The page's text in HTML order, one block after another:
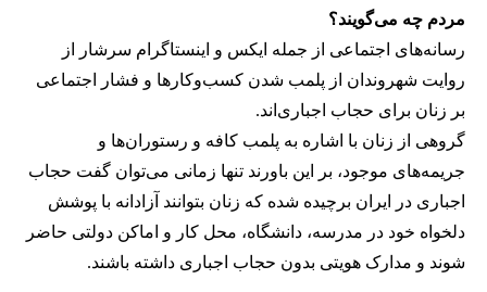
مردم چه می‌گویند؟
رسانه‎‌های اجتماعی از جمله ایکس و اینستاگرام سرشار از
روایت شهروندان از پلمب شدن کسب‌وکارها و فشار اجتماعی
بر زنان برای حجاب اجباری‌اند.
گروهی از زنان با اشاره به پلمب کافه و رستوران‌ها و
جریمه‌های موجود، بر این باورند تنها زمانی می‌توان گفت حجاب
اجباری در ایران برچیده شده که زنان بتوانند آزادانه با پوشش
دلخواه خود در مدرسه، دانشگاه، محل کار و اماکن دولتی حاضر
شوند و مدارک هویتی بدون حجاب اجباری داشته باشند.